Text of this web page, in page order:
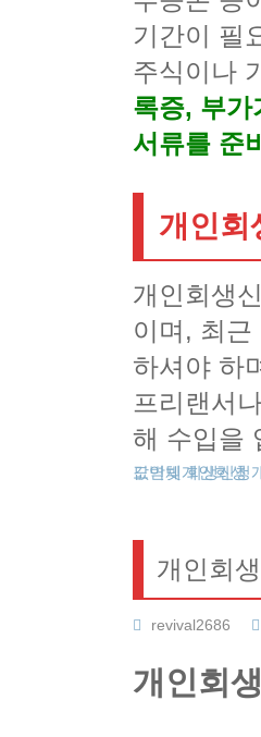
기간이 필
주식이나
록증, 부가
서류를 준
개인회
개인회생
이며, 최
하셔야 하
프리랜서
해 수입을
도박빚개인회생
카드값연체 회생신청
개인회
revival2686
개인회